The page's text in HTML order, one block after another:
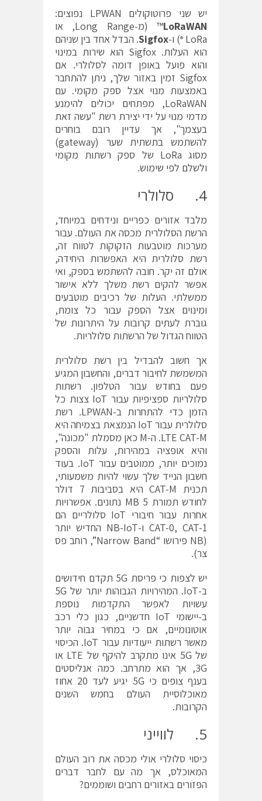
יש שני פרוטוקולים LPWAN נפוצים:
LoRaWAN
™ (מ-Long Range, או
LoRa
®) ו-Sigfox. הבדל אחד בין שניהם
הוא העלות. Sigfox הוא שירות במינוי
והוא פועל באופן דומה לסלולרי. אם
Sigfox זמין באזור שלך, ניתן להתחבר
באמצעות מנוי אצל ספק מקומי. עם
LoRaWAN, מפתחים יכולים להימנע
מדמי מנוי על ידי יצירת רשת "עשה זאת
בעצמך", אך עדיין רובם בוחרים
להשתמש בתשתית שער (gateway)
מסוג LoRa של ספק רשתות מקומי
ולשלם לפי שימוש.
4. סלולרי
מלבד אזורים כפריים ונידחים במיוחד,
הרשת הסלולרית מכסה את העולם. עבור
מערכות מוטבעות הזקוקות לטווח זה,
רשת סלולרית היא האפשרות היחידה,
אולם זה יקר. חובה להשתמש בספק, ואי
אפשר להקים רשת משלך ללא אישור
ממשלתי. העלות של רכיבים מוטבעים
ומינוים אצל הספק עבור כל צומת,
גוברת לעתים קרובות על היתרונות של
הטווח הגדול של הרשתות סלולריות.
אך חשוב להבדיל בין רשת סלולרית
המשמשת לחיבור דברים, והחשבון המגיע
פעם בחודש עבור הטלפון. רשתות
סלולריות ספציפיות עבור IoT צצות כל
הזמן כדי להתחרות ב-LPWAN. רשת
סלולרית עבור IoT הנמצאת בצמיחה היא
LTE CAT-M. ה-M כאן מסמלת "מכונה",
והיא אופציה במהירות, עלות והספק
נמוכים יותר, ממוטבים עבור IoT. בעוד
חשבון הנייד שלך עשוי להיות משמעותי,
תכנית CAT-M היא בסביבות 7 דולר
לחודש תמורת 5 MB נתונים. אפשרויות
אחרות עבור חיבורי IoT סלולריים הם
CAT-0, CAT-1 ו-NB-IoT החדיש יותר
(NB פירושו “Narrow Band”, רוחב פס
צר).
יש לצפות כי פריסת 5G תקדם חידושים
ב-IoT. המהירויות הגבוהות יותר של 5G
עשויות לאפשר התקדמות נוספת
ב-יישומי IoT חדשניים, כגון כלי רכב
אוטונומיים, אם כי במחיר גבוה יותר
מאשר רשתות ייעודיות עבור IoT. הכיסוי
של 5G אינו מתקרב להיקף של LTE או
3G, אך הוא מתרחב. כמה אנליסטים
בענף צופים כי 5G יגיע לעד 20 אחוז
מאוכלוסיית העולם בחמש השנים
הקרובות.
5. לווייני
כיסוי סלולרי אולי מכסה את רוב העולם
המאוכלס, אך מה עם לחבר דברים
הפזורים באזורים רחבים ושוממים?